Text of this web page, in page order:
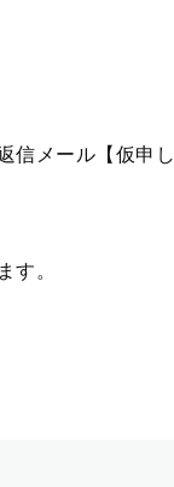
メール【仮申し
。